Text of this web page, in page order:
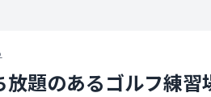
題のあるゴルフ練